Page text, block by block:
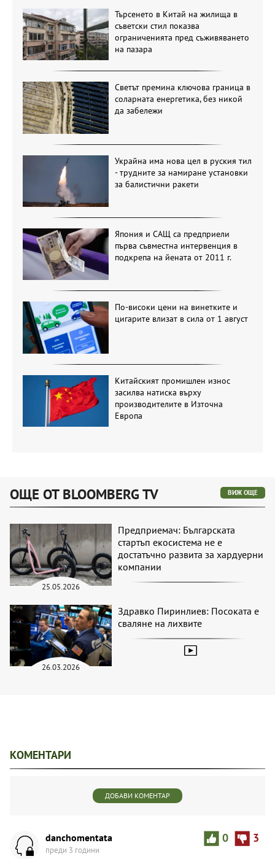
Търсенето в Китай на жилища в
съветски стил показва
ограниченията пред съживяването
на пазара
Светът премина ключова граница в
соларната енергетика, без никой
да забележи
Украйна има нова цел в руския тил
- трудните за намиране установки
за балистични ракети
Япония и САЩ са предприели
първа съвместна интервенция в
подкрепа на йената от 2011 г.
По-високи цени на винетките и
цигарите влизат в сила от 1 август
Китайският промишлен износ
засилва натиска върху
производителите в Източна
Европа
ОЩЕ ОТ BLOOMBERG TV ВИЖ ОЩЕ
25.05.2026
Предприемач: Българската
стартъп екосистема не е
достатъчно развита за хардуерни
компании
26.03.2026
Здравко Пиринлиев: Посоката е
сваляне на лихвите
КОМЕНТАРИ
ДОБАВИ КОМЕНТАР
0 3
danchomentata
преди 3 години